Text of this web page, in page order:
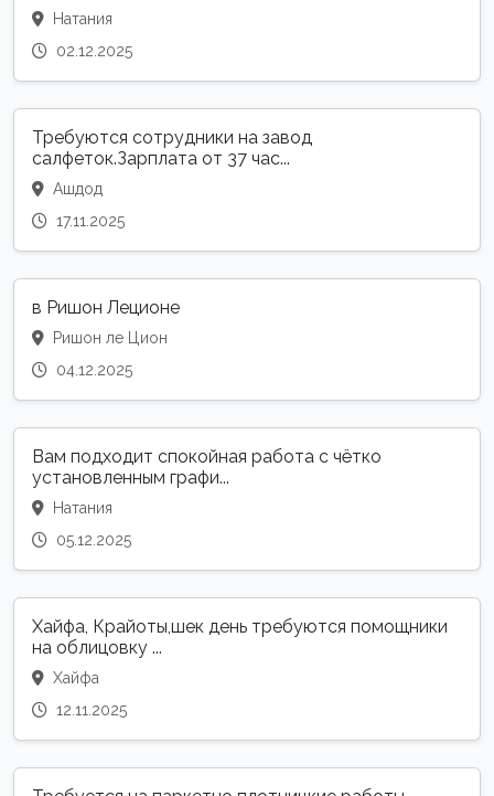
Натания
02.12.2025
Требуются сотрудники на завод
салфеток.Зарплата от 37 час...
Ашдод
17.11.2025
в Ришон Леционе
Ришон ле Цион
04.12.2025
Вам подходит спокойная работа с чётко
установленным графи...
Натания
05.12.2025
Хайфа, Крайоты,шек день требуются помощники
на облицовку ...
Хайфа
12.11.2025